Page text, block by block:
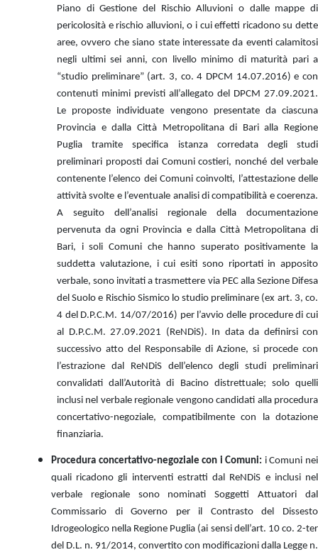
Piano di Gestione del Rischio Alluvioni o dalle mappe di
pericolosità e rischio alluvioni, o i cui effetti ricadono su dette
aree, ovvero che siano state interessate da eventi calamitosi
negli ultimi sei anni, con livello minimo di maturità pari a
“studio preliminare” (art. 3, co. 4 DPCM 14.07.2016) e con
contenuti minimi previsti all’allegato del DPCM 27.09.2021.
Le proposte individuate vengono presentate da ciascuna
Provincia e dalla Città Metropolitana di Bari alla Regione
Puglia tramite specifica istanza corredata degli studi
preliminari proposti dai Comuni costieri, nonché del verbale
contenente l’elenco dei Comuni coinvolti, l’attestazione delle
attività svolte e l’eventuale analisi di compatibilità e coerenza.
A seguito dell’analisi regionale della documentazione
pervenuta da ogni Provincia e dalla Città Metropolitana di
Bari, i soli Comuni che hanno superato positivamente la
suddetta valutazione, i cui esiti sono riportati in apposito
verbale, sono invitati a trasmettere via PEC alla Sezione Difesa
del Suolo e Rischio Sismico lo studio preliminare (ex art. 3, co.
4 del D.P.C.M. 14/07/2016) per l’avvio delle procedure di cui
al D.P.C.M. 27.09.2021 (ReNDiS). In data da definirsi con
successivo atto del Responsabile di Azione, si procede con
l’estrazione dal ReNDiS dell’elenco degli studi preliminari
convalidati dall’Autorità di Bacino distrettuale; solo quelli
inclusi nel verbale regionale vengono candidati alla procedura
concertativo-negoziale, compatibilmente con la dotazione
finanziaria.
Procedura concertativo-negoziale con i Comuni: i Comuni nei
quali ricadono gli interventi estratti dal ReNDiS e inclusi nel
verbale regionale sono nominati Soggetti Attuatori dal
Commissario di Governo per il Contrasto del Dissesto
Idrogeologico nella Regione Puglia (ai sensi dell’art. 10 co. 2-ter
del D.L. n. 91/2014, convertito con modificazioni dalla Legge n.